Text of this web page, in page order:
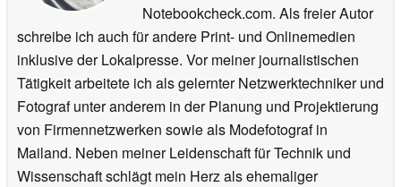
Notebookcheck.com. Als freier Autor
schreibe ich auch für andere Print- und Onlinemedien
inklusive der Lokalpresse. Vor meiner journalistischen
Tätigkeit arbeitete ich als gelernter Netzwerktechniker und
Fotograf unter anderem in der Planung und Projektierung
von Firmennetzwerken sowie als Modefotograf in
Mailand. Neben meiner Leidenschaft für Technik und
Wissenschaft schlägt mein Herz als ehemaliger